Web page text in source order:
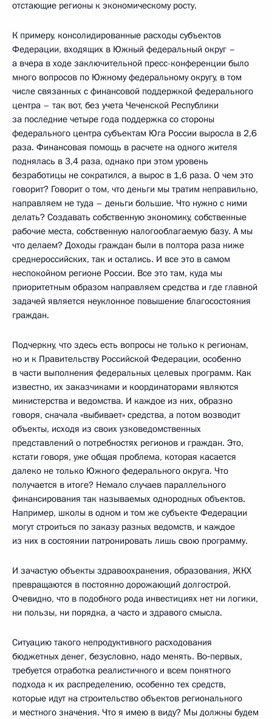
отстающие регионы к экономическому росту.
К примеру, консолидированные расходы субъектов
Федерации, входящих в Южный федеральный округ –
а вчера в ходе заключительной пресс-конференции было
много вопросов по Южному федеральному округу, в том
числе связанных с финансовой поддержкой федерального
центра – так вот, без учета Чеченской Республики
за последние четыре года поддержка со стороны
федерального центра субъектам Юга России выросла в 2,6
раза. Финансовая помощь в расчете на одного жителя
поднялась в 3,4 раза, однако при этом уровень
безработицы не сократился, а вырос в 1,6 раза. О чем это
говорит? Говорит о том, что деньги мы тратим неправильно,
направляем не туда – деньги большие. Что нужно с ними
делать? Создавать собственную экономику, собственные
рабочие места, собственную налогооблагаемую базу. А мы
что делаем? Доходы граждан были в полтора раза ниже
среднероссийских, так и остались. И все это в самом
неспокойном регионе России. Все это там, куда мы
приоритетным образом направляем средства и где главной
задачей является неуклонное повышение благосостояния
граждан.
Подчеркну, что здесь есть вопросы не только к регионам,
но и к Правительству Российской Федерации, особенно
в части выполнения федеральных целевых программ. Как
известно, их заказчиками и координаторами являются
министерства и ведомства. И каждое из них, образно
говоря, сначала «выбивает» средства, а потом возводит
объекты, исходя из своих узковедомственных
представлений о потребностях регионов и граждан. Это,
кстати говоря, уже общая проблема, которая касается
далеко не только Южного федерального округа. Что
получается в итоге? Немало случаев параллельного
финансирования так называемых однородных объектов.
Например, школы в одном и том же субъекте Федерации
могут строиться по заказу разных ведомств, и каждое
из них в состоянии патронировать лишь свою программу.
И зачастую объекты здравоохранения, образования, ЖКХ
превращаются в постоянно дорожающий долгострой.
Очевидно, что в подобного рода инвестициях нет ни логики,
ни пользы, ни порядка, а часто и здравого смысла.
Ситуацию такого непродуктивного расходования
бюджетных денег, безусловно, надо менять. Во‑первых,
требуется отработка реалистичного и всем понятного
подхода к их распределению, особенно тех средств,
которые идут на строительство объектов регионального
и местного значения. Что я имею в виду? Мы должны будем